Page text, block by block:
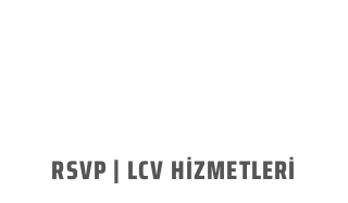
RSVP | LCV HİZMETLERİ